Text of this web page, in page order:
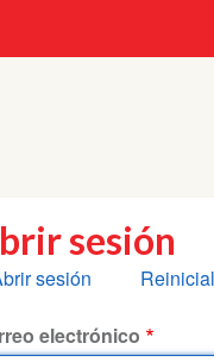
sesión
sesión
electrónico